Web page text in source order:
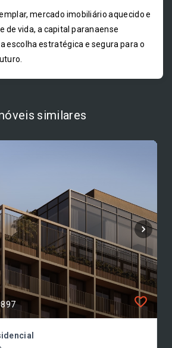
mercado imobiliário aquecido e
de vida, a capital paranaense
escolha estratégica e segura para o
similares